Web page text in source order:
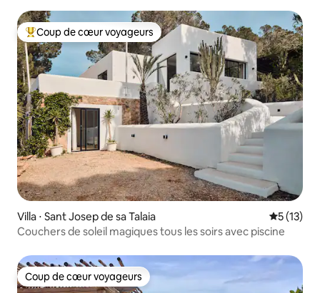
Coups de cœur voyageurs les plus appréciés
Coup de cœur voyageurs
Villa ⋅ Sant Josep de sa Talaia
5 (13)
Couchers de soleil magiques tous les soirs avec piscine
Coup de cœur voyageurs
Coup de cœur voyageurs